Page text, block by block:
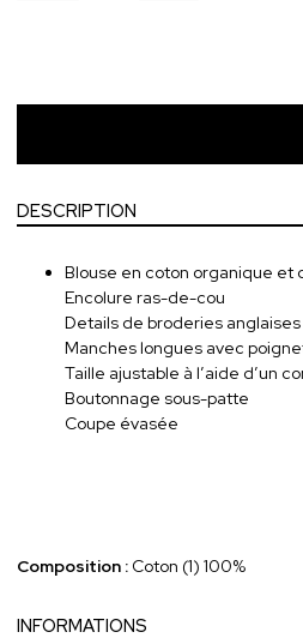
DESCRIPTION
Blouse en coton organique et
Encolure ras-de-cou
Details de broderies
Manches longues avec
Taille ajustable à l’aide d’un
Boutonnage sous-patte
Coupe évasée
Composition : Coton (1) 100%
INFORMATIONS